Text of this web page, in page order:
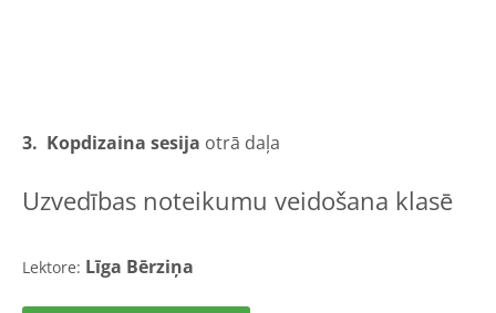
3. Kopdizaina sesija otrā daļa
Uzvedības noteikumu veidošana klasē
Lektore: Līga Bērziņa